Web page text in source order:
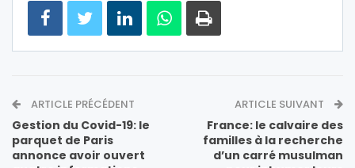
ARTICLE PRÉCÉDENT
Gestion du Covid-19: le
parquet de Paris
annonce avoir ouvert
ARTICLE SUIVANT
France: le calvaire des
familles à la recherche
d’un carré musulman